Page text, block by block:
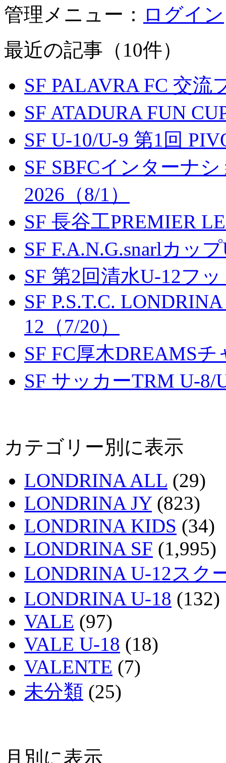
管理メニュー： ログイン
最近の記事（10件）
SF PALAVRA FC 交
SF ATADURA FUN
SF U-10/U-9 第1回
SF SBFCインターナ
2026（8/1）
SF 長谷工PREMIER
SF F.A.N.G.snarlカッ
SF 第2回清水U-12フ
SF P.S.T.C.
12（7/20）
SF FC厚木DREAMS
SF サッカーTRM U-8/
カテゴリー別に表示
LONDRINA ALL (29)
LONDRINA JY(823)
LONDRINA KIDS (34)
LONDRINA SF (1,995)
LONDRINA U-12スク
LONDRINA U-18 (132)
VALE (97)
VALE U-18 (18)
VALENTE (7)
未分類 (25)
月別に表示